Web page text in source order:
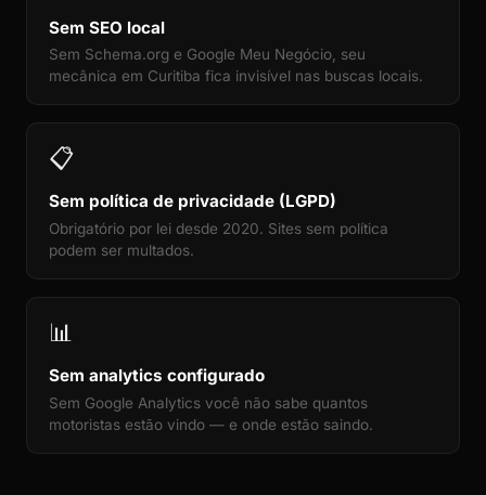
Sem SEO local
Sem Schema.org e Google Meu Negócio, seu
mecânica em Curitiba fica invisível nas buscas locais.
📋
Sem política de privacidade (LGPD)
Obrigatório por lei desde 2020. Sites sem política
podem ser multados.
📊
Sem analytics configurado
Sem Google Analytics você não sabe quantos
motoristas estão vindo — e onde estão saindo.